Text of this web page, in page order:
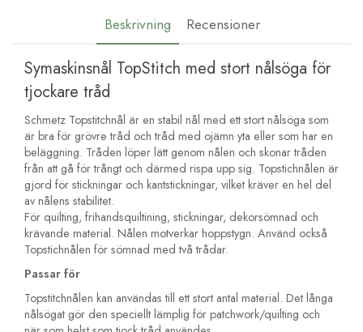
Beskrivning Recensioner
Symaskinsnål TopStitch med stort nålsöga för
tjockare tråd
Schmetz Topstitchnål är en stabil nål med ett stort nålsöga som
är bra för grövre tråd och tråd med ojämn yta eller som har en
beläggning. Tråden löper lätt genom nålen och skonar tråden
från att gå för trångt och därmed rispa upp sig. Topstichnålen är
gjord för stickningar och kantstickningar, vilket kräver en hel del
av nålens stabilitet.
För quilting, frihandsquiltining, stickningar, dekorsömnad och
krävande material. Nålen motverkar hoppstygn. Använd också
Topstichnålen för sömnad med två trådar.
Passar för
Topstitchnålen kan användas till ett stort antal material. Det långa
nålsögat gör den speciellt lämplig för patchwork/quilting och